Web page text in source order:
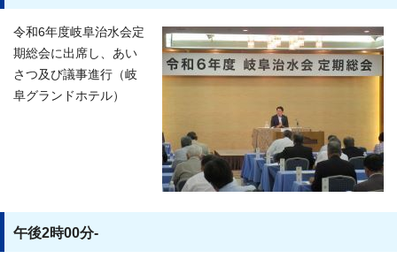
令和6年度岐阜治水会定
期総会に出席し、あい
さつ及び議事進行（岐
阜グランドホテル）
午後2時00分-